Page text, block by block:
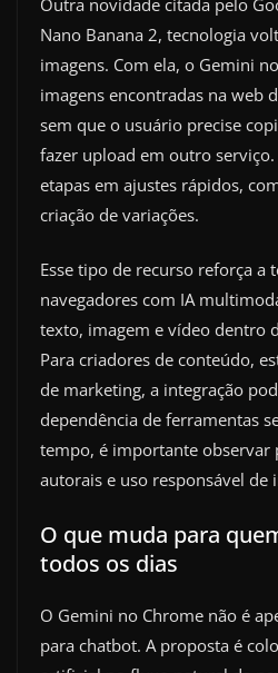
Nano Banana 2, tecnologia
imagens. Com ela, o Gemini
imagens encontradas na web
sem que o usuário precise
fazer upload em outro
etapas em ajustes rápidos,
criação de variações.
Esse tipo de recurso reforça a
navegadores com IA
texto, imagem e vídeo dentro
Para criadores de conteúdo,
de marketing, a integração
dependência de ferramentas
tempo, é importante observar
autorais e uso responsável de
O que muda para
todos os dias
O Gemini no Chrome não é
para chatbot. A proposta é